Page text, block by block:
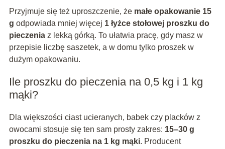
Przyjmuje się też uproszczenie, że małe opakowanie 15
g odpowiada mniej więcej 1 łyżce stołowej proszku do
pieczeniaz lekką górką. To ułatwia pracę, gdy masz w
przepisie liczbę saszetek, a w domu tylko proszek w
dużym opakowaniu.
Ile proszku do pieczenia na 0,5 kg i 1 kg
mąki?
Dla większości ciast ucieranych, babek czy placków z
owocami stosuje się ten sam prosty zakres: 15–30 g
proszku do pieczenia na 1 kg mąki. Producent